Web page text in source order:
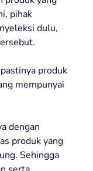
pihak
dulu,
produk
mempunyai
dengan
produk yang
Sehingga